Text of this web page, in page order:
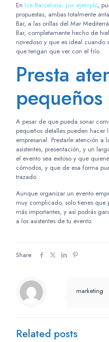
En Ice Barcelona, por ejemplo,
propuestas, ambas totalmente
Bar, a las orillas del Mar
Bar, completamente hecho de
novedoso y que es ideal cuando
que tengan que ver con el frío.
Presta
A pesar de que pueda sonar
pequeños detalles pueden
empresarial. Prestarle atención a
asistentes, presentación, y un
el evento sea exitoso y que
cómodos, y que de esa forma
trazado.
Aunque organizar un evento
muy complicado, solo tienes que
más importantes, y así podrás
a los asistentes de tu evento.
Share
marketing
Related posts